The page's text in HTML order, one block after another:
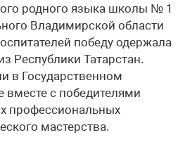
родного языка школы № 1
Владимирской области
победу одержала
Республики Татарстан.
в Государственном
с победителями
профессиональных
мастерства.